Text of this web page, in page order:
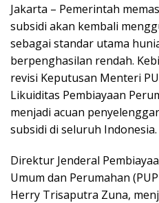
Jakarta – Pemerintah
subsidi akan kembali
sebagai standar utama
berpenghasilan rendah.
revisi Keputusan Menteri
Likuiditas Pembiayaan
menjadi acuan
subsidi di seluruh Indonesia.
Direktur Jenderal
Umum dan Perumahan
Herry Trisaputra Zuna,